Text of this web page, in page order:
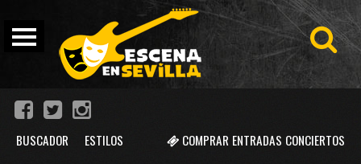
COMPRAR ENTRADAS CONCIERTOS
BUSCADOR ESTILOS